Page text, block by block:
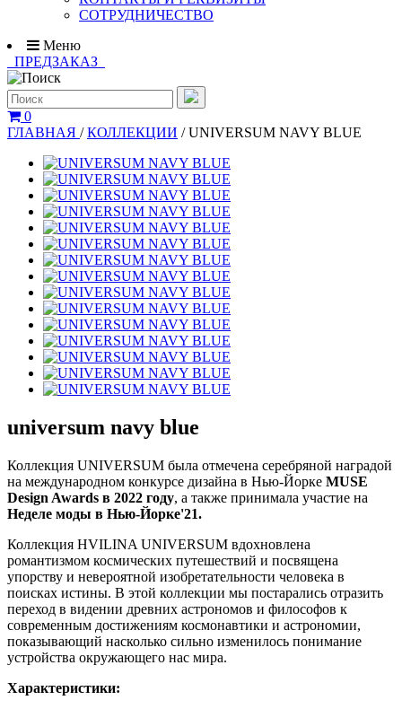
СОТРУДНИЧЕСТВО
Меню
ПРЕДЗАКАЗ
0
ГЛАВНАЯ /КОЛЛЕКЦИИ /UNIVERSUM NAVY BLUE
universum navy blue
Коллекция UNIVERSUM была отмечена серебряной наградой
на международном конкурсе дизайна в Нью-Йорке MUSE
Design Awards в 2022 году, а также принимала участие на
Неделе моды в Нью-Йорке'21.
Коллекция HVILINA UNIVERSUM вдохновлена
романтизмом космических путешествий и посвящена
упорству и невероятной изобретательности человека в
поисках истины. В этой коллекции мы постарались отразить
переход в видении древних астрономов и философов к
современным достижениям космонавтики и астрономии,
показывающий насколько сильно изменилось понимание
устройства окружающего нас мира.
Характеристики: